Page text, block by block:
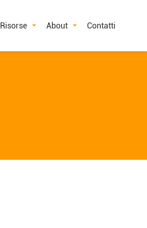
Risorse About Contatti